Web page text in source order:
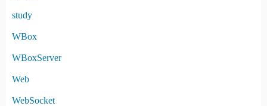
study
WBox
WBoxServer
Web
WebSocket